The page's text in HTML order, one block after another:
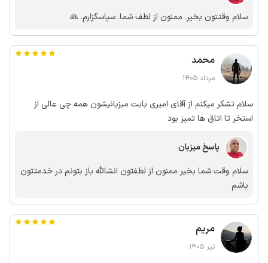
سلام وقتتون بخیر. ممنون از لطف شما. سپاسگزارم. 🙏
محمد
مرداد 1405
سلام تشکر میکنم از آقای امیری بابت میزبانیشون همه چی عالی از
استخر تا اتاق ها تمیز بود
پاسخ میزبان
سلام وقت شما بخیر ممنون از لطفتون انشالله باز بتونم در خدمتتون
باشم
مریم
تیر 1405